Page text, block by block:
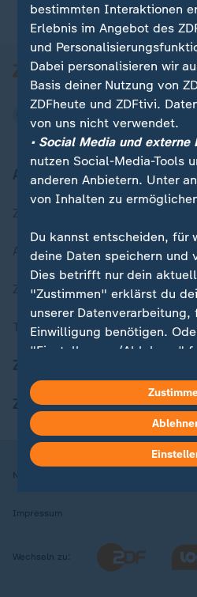
Aktuell bei ZDFheute
Aktuelle Sendungs-Videos
ZDFheute Stories
Themen im Überblick
ZDFheute Apps
Nutzungsbedingungen
Impressum
Wechseln zu:
bestimmten Interaktionen
Erlebnis im Angebot des
und
Dabei personalisieren wir
Basis deiner Nutzung von
ZDFheute und ZDFtivi.
von uns nicht verwendet.
• Social Media und externe
nutzen Social-Media-Tools
anderen Anbietern. Unter
von Inhalten zu
Du kannst entscheiden, für
deine Daten speichern und
Dies betrifft nur dein
"Zustimmen" erklärst du
unserer Datenverarbeitung,
Einwilligung benötigen.
"Einstellungen/Ablehnen"
welchen nicht. Deine
kannst du jederzeit mit
in deinen Einstellungen
Hier findest du das